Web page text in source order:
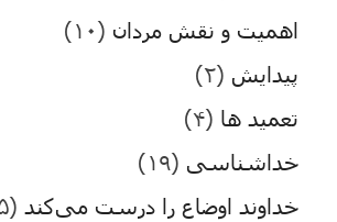
اهمیت و نقش مردان (۱۰)
پیدایش (۲)
تعمید ها (۴)
خداشناسی (۱۹)
خداوند اوضاع را درست می‌کند (۵)